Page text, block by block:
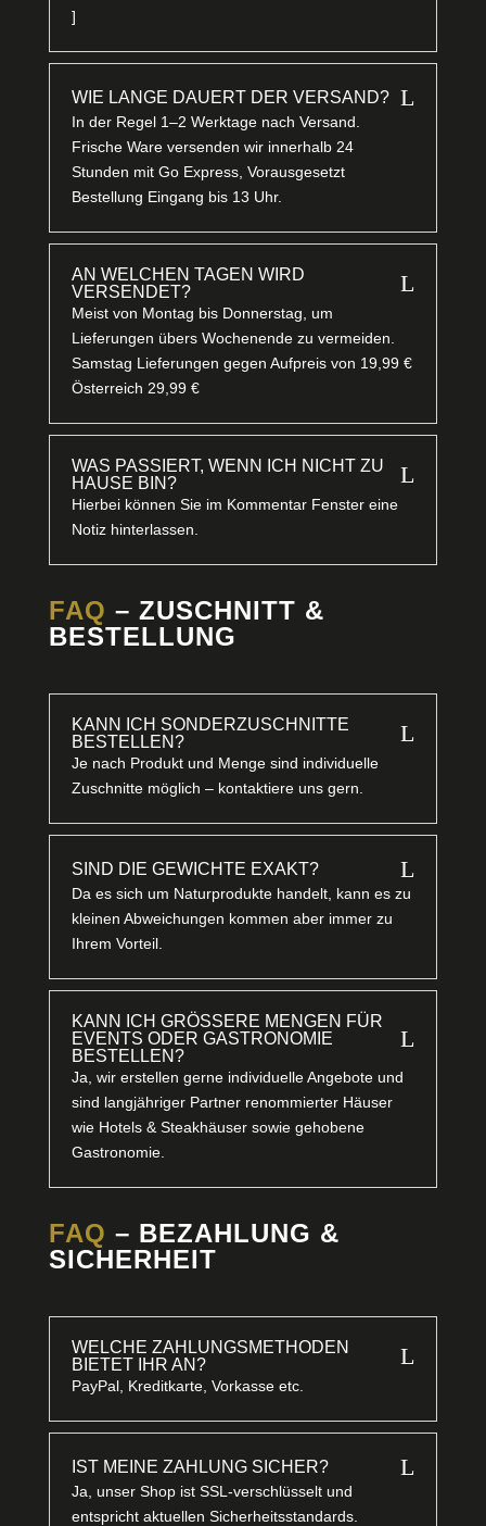
]
WIE LANGE DAUERT DER VERSAND? L
In der Regel 1–2 Werktage nach Versand.
Frische Ware versenden wir innerhalb 24
Stunden mit Go Express, Vorausgesetzt
Bestellung Eingang bis 13 Uhr.
AN WELCHEN TAGEN WIRD
VERSENDET?
L
Meist von Montag bis Donnerstag, um
Lieferungen übers Wochenende zu vermeiden.
Samstag Lieferungen gegen Aufpreis von 19,99 €
Österreich 29,99 €
WAS PASSIERT, WENN ICH NICHT ZU
HAUSE BIN?
L
Hierbei können Sie im Kommentar Fenster eine
Notiz hinterlassen.
FAQ – ZUSCHNITT &
BESTELLUNG
KANN ICH SONDERZUSCHNITTE
BESTELLEN?
L
Je nach Produkt und Menge sind individuelle
Zuschnitte möglich – kontaktiere uns gern.
SIND DIE GEWICHTE EXAKT? L
Da es sich um Naturprodukte handelt, kann es zu
kleinen Abweichungen kommen aber immer zu
Ihrem Vorteil.
KANN ICH GRÖSSERE MENGEN FÜR E
VENTS ODER GASTRONOMIE B
ESTELLEN?
L
Ja, wir erstellen gerne individuelle Angebote und
sind langjähriger Partner renommierter Häuser
wie Hotels & Steakhäuser sowie gehobene
Gastronomie.
FAQ – BEZAHLUNG &
SICHERHEIT
WELCHE ZAHLUNGSMETHODEN
BIETET IHR AN?
L
PayPal, Kreditkarte, Vorkasse etc.
IST MEINE ZAHLUNG SICHER? L
Ja, unser Shop ist SSL-verschlüsselt und
entspricht aktuellen Sicherheitsstandards.